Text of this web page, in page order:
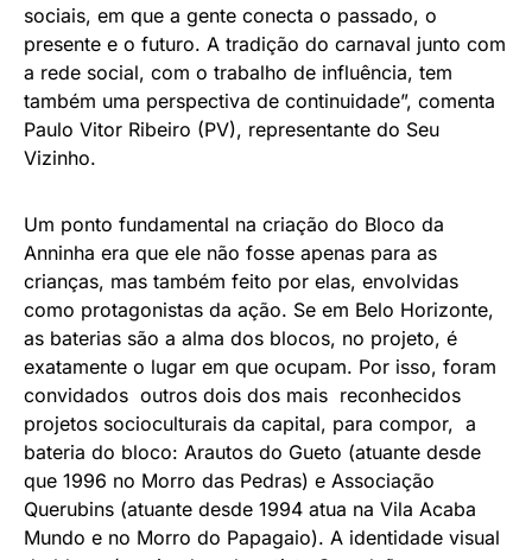
sociais, em que a gente conecta o passado, o
presente e o futuro. A tradição do carnaval junto com
a rede social, com o trabalho de influência, tem
também uma perspectiva de continuidade”, comenta
Paulo Vitor Ribeiro (PV), representante do Seu
Vizinho.
Um ponto fundamental na criação do Bloco da
Anninha era que ele não fosse apenas para as
crianças, mas também feito por elas, envolvidas
como protagonistas da ação. Se em Belo Horizonte,
as baterias são a alma dos blocos, no projeto, é
exatamente o lugar em que ocupam. Por isso, foram
convidados outros dois dos mais reconhecidos
projetos socioculturais da capital, para compor, a
bateria do bloco: Arautos do Gueto (atuante desde
que 1996 no Morro das Pedras) e Associação
Querubins (atuante desde 1994 atua na Vila Acaba
Mundo e no Morro do Papagaio). A identidade visual